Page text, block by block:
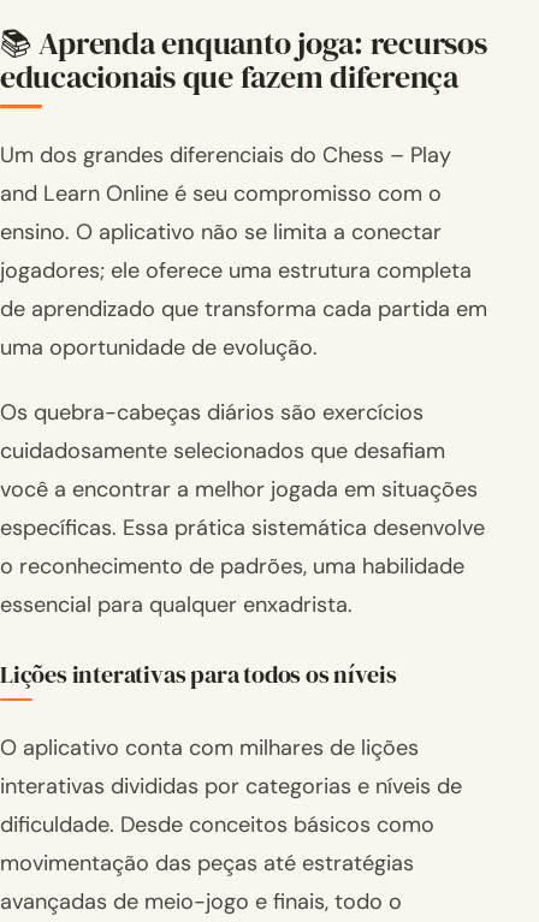
📚 Aprenda enquanto joga: recursos
educacionais que fazem diferença
Um dos grandes diferenciais do Chess – Play
and Learn Online é seu compromisso com o
ensino. O aplicativo não se limita a conectar
jogadores; ele oferece uma estrutura completa
de aprendizado que transforma cada partida em
uma oportunidade de evolução.
Os quebra-cabeças diários são exercícios
cuidadosamente selecionados que desafiam
você a encontrar a melhor jogada em situações
específicas. Essa prática sistemática desenvolve
o reconhecimento de padrões, uma habilidade
essencial para qualquer enxadrista.
Lições interativas para todos os níveis
O aplicativo conta com milhares de lições
interativas divididas por categorias e níveis de
dificuldade. Desde conceitos básicos como
movimentação das peças até estratégias
avançadas de meio-jogo e finais, todo o